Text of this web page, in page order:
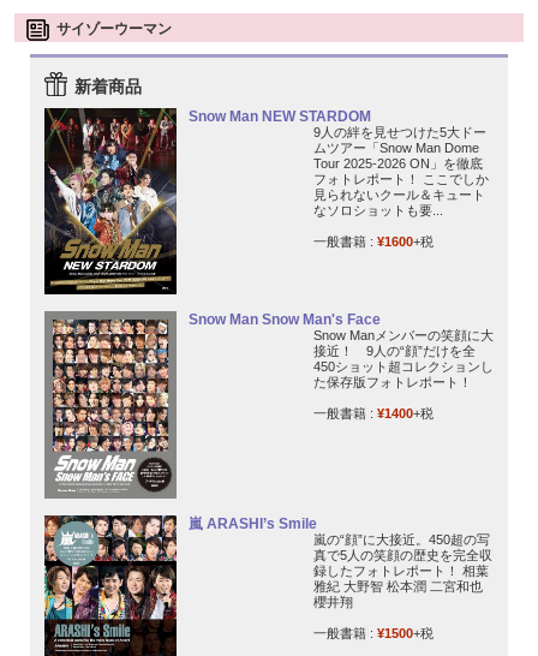
サイゾーウーマン
新着商品
Snow Man NEW STARDOM
9人の絆を見せつけた5大ドー
ムツアー「Snow Man Dome
Tour 2025-2026 ON」を徹底
フォトレポート！ ここでしか
見られないクール＆キュート
なソロショットも要...
一般書籍 : ¥1600+税
Snow Man Snow Man's Face
Snow Manメンバーの笑顔に大
接近！ 9人の“顔”だけを全
450ショット超コレクションし
た保存版フォトレポート！
一般書籍 : ¥1400+税
嵐 ARASHI’s Smile
嵐の“顔”に大接近。450超の写
真で5人の笑顔の歴史を完全収
録したフォトレポート！ 相葉
雅紀 大野智 松本潤 二宮和也
櫻井翔
一般書籍 : ¥1500+税